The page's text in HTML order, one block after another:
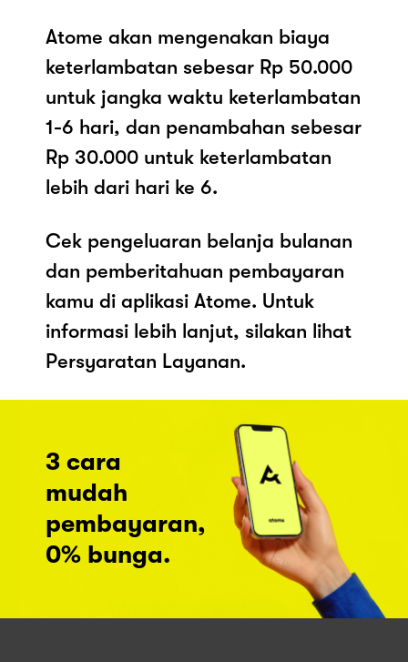
Atome akan mengenakan biaya
keterlambatan sebesar Rp 50.000
untuk jangka waktu keterlambatan
1-6 hari, dan penambahan sebesar
Rp 30.000 untuk keterlambatan
lebih dari hari ke 6.
Cek pengeluaran belanja bulanan
dan pemberitahuan pembayaran
kamu di aplikasi Atome. Untuk
informasi lebih lanjut, silakan lihat
Persyaratan Layanan.
3 cara
mudah
pembayaran,
0% bunga.